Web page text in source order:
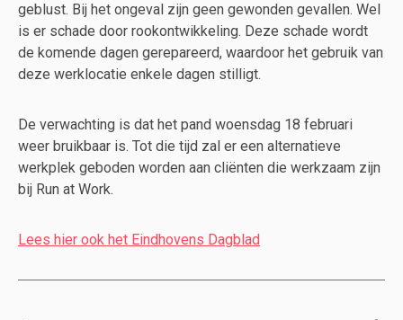
geblust. Bij het ongeval zijn geen gewonden gevallen. Wel
is er schade door rookontwikkeling. Deze schade wordt
de komende dagen gerepareerd, waardoor het gebruik van
deze werklocatie enkele dagen stilligt.
De verwachting is dat het pand woensdag 18 februari
weer bruikbaar is. Tot die tijd zal er een alternatieve
werkplek geboden worden aan cliënten die werkzaam zijn
bij Run at Work.
Lees hier ook het Eindhovens Dagblad